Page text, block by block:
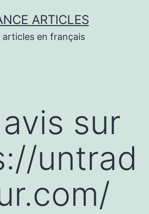
ARTICLES
articles en français
sur
untrad